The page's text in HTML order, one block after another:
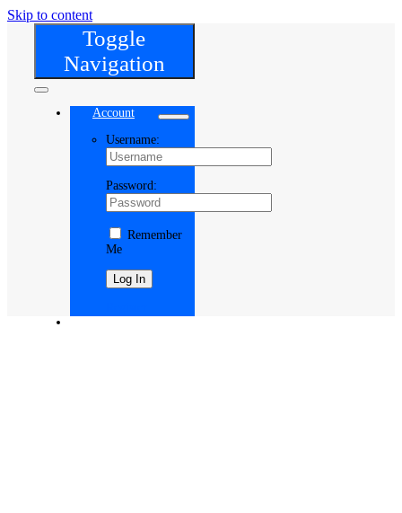
Skip to content
Toggle
Navigation
Account
Username:
Password:
Remember
Me